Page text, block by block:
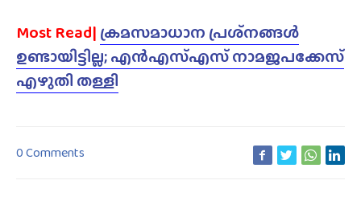
Most Read| ക്രമസമാധാന പ്രശ്‌നങ്ങൾ
ഉണ്ടായിട്ടില്ല; എൻഎസ്എസ് നാമജപക്കേസ്
എഴുതി തള്ളി
0 Comments